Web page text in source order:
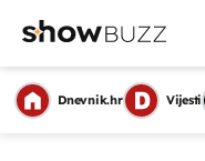
Dnevnik.hr Vijesti